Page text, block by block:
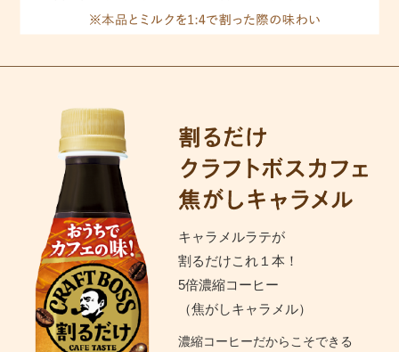
キャラメルラテが
割るだけこれ１本！
5倍濃縮コーヒー
（焦がしキャラメル）
濃縮コーヒーだからこそできる